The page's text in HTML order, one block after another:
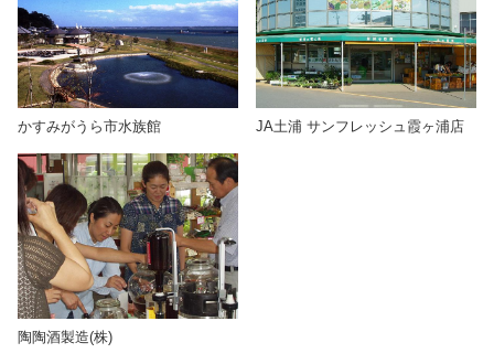
かすみがうら市水族館 JA土浦 サンフレッシュ霞ヶ浦店
陶陶酒製造(株)